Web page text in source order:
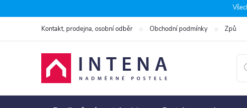
na
Kontakt, prodejna, osobní odběr Obchodní podmínky